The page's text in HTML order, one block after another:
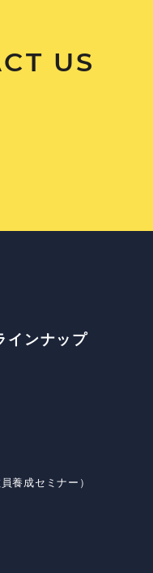
US
インナップ
養成セミナー）